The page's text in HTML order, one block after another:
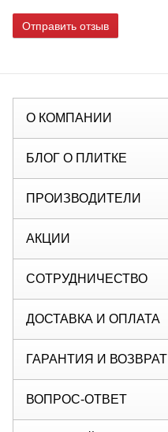
Отправить отзыв
О КОМПАНИИ
БЛОГ О ПЛИТКЕ
ПРОИЗВОДИТЕЛИ
АКЦИИ
СОТРУДНИЧЕСТВО
ДОСТАВКА И ОПЛАТА
ГАРАНТИЯ И ВОЗВРАТ
ВОПРОС-ОТВЕТ